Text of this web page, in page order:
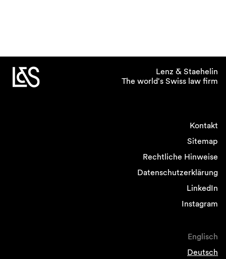
Lenz & Staehelin
The world's Swiss law firm
Kontakt
Sitemap
Rechtliche Hinweise
Datenschutzerklärung
LinkedIn
Instagram
Englisch
Deutsch